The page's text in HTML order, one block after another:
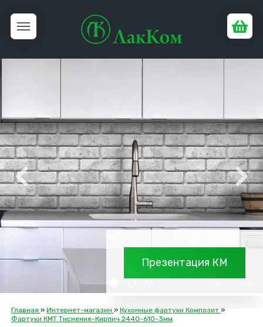
Презентация КМ
Главная » Интернет-магазин » Кухонные фартуки Композит »
Фартуки КMT Тиснение-Кирпич 2440-610-3мм